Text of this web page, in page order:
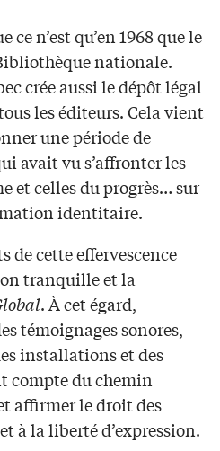
ce n’est qu’en 1968 que le
nationale.
crée aussi le dépôt légal
les éditeurs. Cela vient
une période de
avait vu s’affronter les
et celles du progrès… sur
identitaire.
de cette effervescence
tranquille et la
. À cet égard,
témoignages sonores,
installations et des
compte du chemin
affirmer le droit des
à la liberté d’expression.